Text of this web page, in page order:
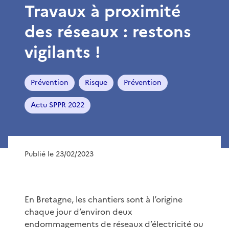
Travaux à proximité
des réseaux : restons
vigilants !
Prévention Risque Prévention
Actu SPPR 2022
Publié le 23/02/2023
En Bretagne, les chantiers sont à l’origine
chaque jour d’environ deux
endommagements de réseaux d’électricité ou